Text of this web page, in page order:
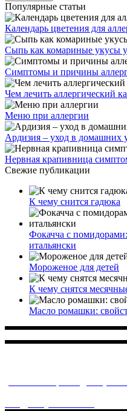
Популярные статьи
Календарь цветения для
Сыпь как комариные укусы
Симптомы и причины
Чем лечить аллергический
Меню при аллергии
Ардизия – уход в домашних
Нервная крапивница
Свежие публикации
К чему снится гадюка
Фокачча с
итальянски
Мороженое для детей
К чему снятся
Масло ромашки: